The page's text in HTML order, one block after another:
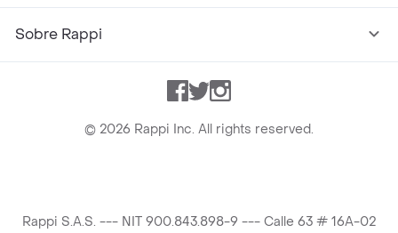
Sobre Rappi
Facebook
TwitterInstagram
© 2026 Rappi Inc. All rights reserved.
Rappi S.A.S. --- NIT 900.843.898-9 --- Calle 63 # 16A-02